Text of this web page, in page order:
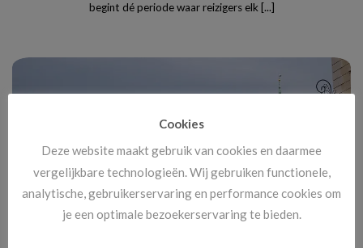
begint dé periode waar reizigers elk [...]
Cookies
Deze website maakt gebruik van cookies en daarmee
vergelijkbare technologieën. Wij gebruiken functionele,
analytische, gebruikerservaring en performance cookies om
je een optimale bezoekerservaring te bieden.